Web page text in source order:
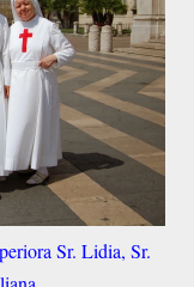
Sr. Lidia, Sr.